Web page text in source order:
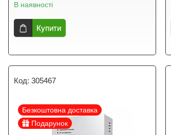
В наявності
Купити
305467
Безкоштовна доставка
Подарунок